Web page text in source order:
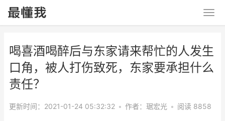
喝喜酒喝醉后与东家请来帮忙的人发生
口角，被人打伤致死，东家要承担什么
责任？
更新时间：2021-01-24 05:32:32 • 作者： 琚宏光 • 阅读 8858